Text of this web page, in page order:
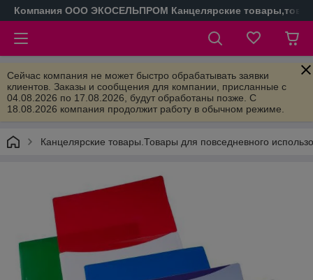
Компания ООО ЭКОСЕЛЬПРОМ Канцелярские
Сейчас компания не может быстро обрабатывать заявки
клиентов. Заказы и сообщения для компании, присланные с
04.08.2026 по 17.08.2026, будут обработаны позже. С
18.08.2026 компания продолжит работу в обычном режиме.
Канцелярские товары.Товары для повседневного